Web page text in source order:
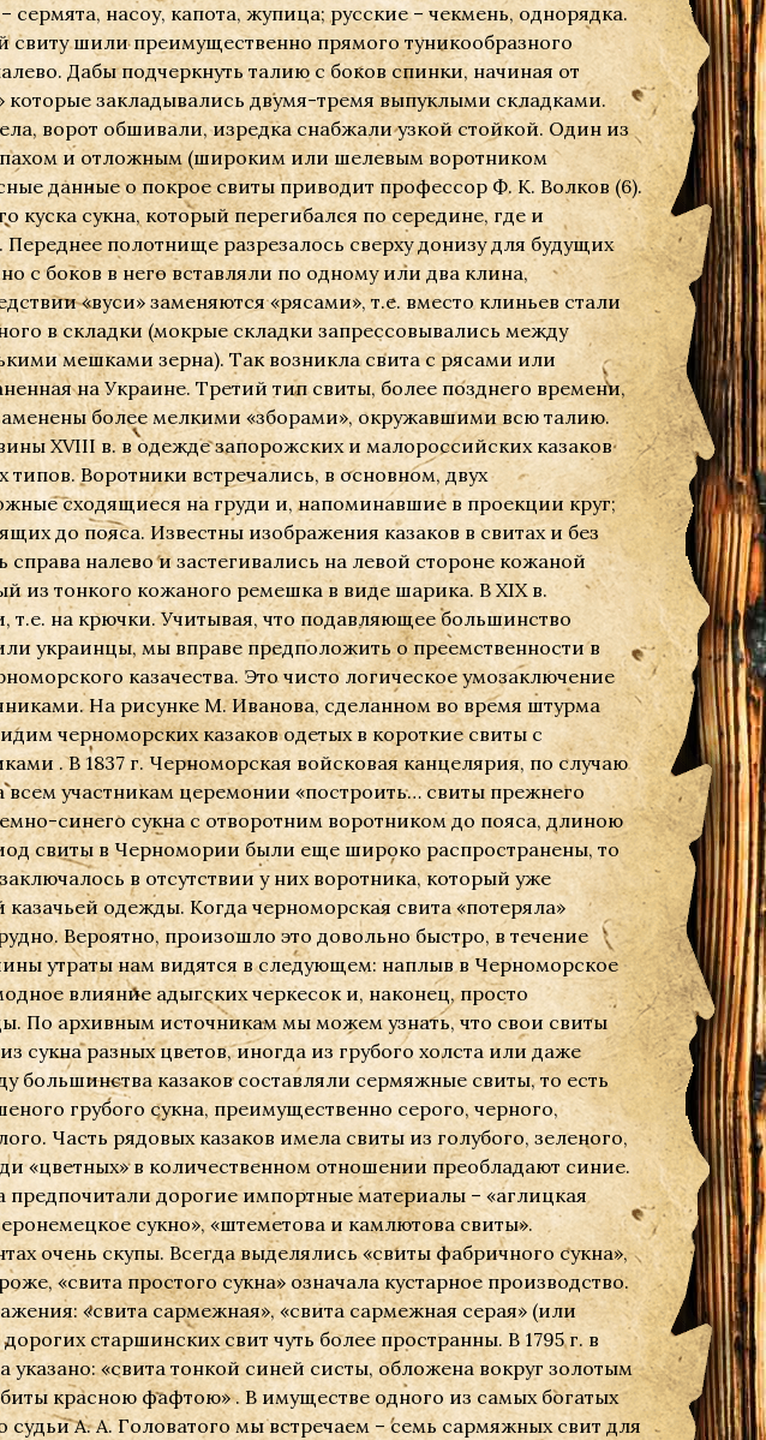
сермята, насоу, капота, жупица; русские – чекмень, однорядка.
шили преимущественно прямого туникообразного
Дабы подчеркнуть талию с боков спинки, начиная от
которые закладывались двумя-тремя выпуклыми складками.
ворот обшивали, изредка снабжали узкой стойкой. Один из
и отложным (широким или шелевым воротником
данные о покрое свиты приводит профессор Ф. К. Волков (6).
куска сукна, который перегибался по середине, где и
полотнище разрезалось сверху донизу для будущих
с боков в него вставляли по одному или два клина,
«вуси» заменяются «рясами», т.е. вместо клиньев стали
в складки (мокрые складки запрессовывались между
мешками зерна). Так возникла свита с рясами или
на Украине. Третий тип свиты, более позднего времени,
более мелкими «зборами», окружавшими всю талию.
XVIII в. в одежде запорожских и малороссийских казаков
типов. Воротники встречались, в основном, двух
сходящиеся на груди и, напоминавшие в проекции круг;
до пояса. Известны изображения казаков в свитах и без
справа налево и застегивались на левой стороне кожаной
из тонкого кожаного ремешка в виде шарика. В ХIХ в.
т.е. на крючки. Учитывая, что подавляющее большинство
украинцы, мы вправе предположить о преемственности в
казачества. Это чисто логическое умозаключение
На рисунке М. Иванова, сделанном во время штурма
черноморских казаков одетых в короткие свиты с
. В 1837 г. Черноморская войсковая канцелярия, по случаю
всем участникам церемонии «построить… свиты прежнего
синего сукна с отворотним воротником до пояса, длиною
свиты в Черномории были еще широко распространены, то
в отсутствии у них воротника, который уже
одежды. Когда черноморская свита «потеряла»
Вероятно, произошло это довольно быстро, в течение
утраты нам видятся в следующем: наплыв в Черноморское
влияние адыгских черкесок и, наконец, просто
По архивным источникам мы можем узнать, что свои свиты
разных цветов, иногда из грубого холста или даже
большинства казаков составляли сермяжные свиты, то есть
грубого сукна, преимущественно серого, черного,
Часть рядовых казаков имела свиты из голубого, зеленого,
«цветных» в количественном отношении преобладают синие.
дорогие импортные материалы – «аглицкая
сукно», «штеметова и камлютова свиты».
очень скупы. Всегда выделялись «свиты фабричного сукна»,
«свита простого сукна» означала кустарное производство.
«свита сармежная», «свита сармежная серая» (или
старшинских свит чуть более пространны. В 1795 г. в
указано: «свита тонкой синей систы, обложена вокруг золотым
красною фафтою» . В имуществе одного из самых богатых
А. А. Головатого мы встречаем – семь сармяжных свит для